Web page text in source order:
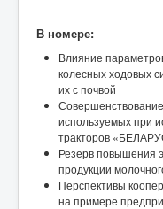
В номере:
Влияние
колесных ходовых
их с почвой
используемых при
тракторов
Резерв повышения
продукции
Перспективы
на примере